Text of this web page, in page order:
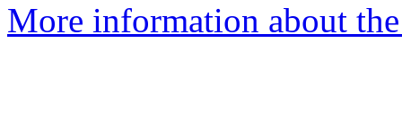
More information about